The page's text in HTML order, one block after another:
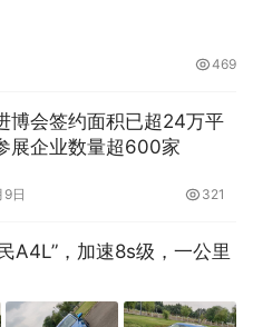
469
博会签约面积已超24万平
展企业数量超600家
日 321
A4L”，加速8s级，一公里